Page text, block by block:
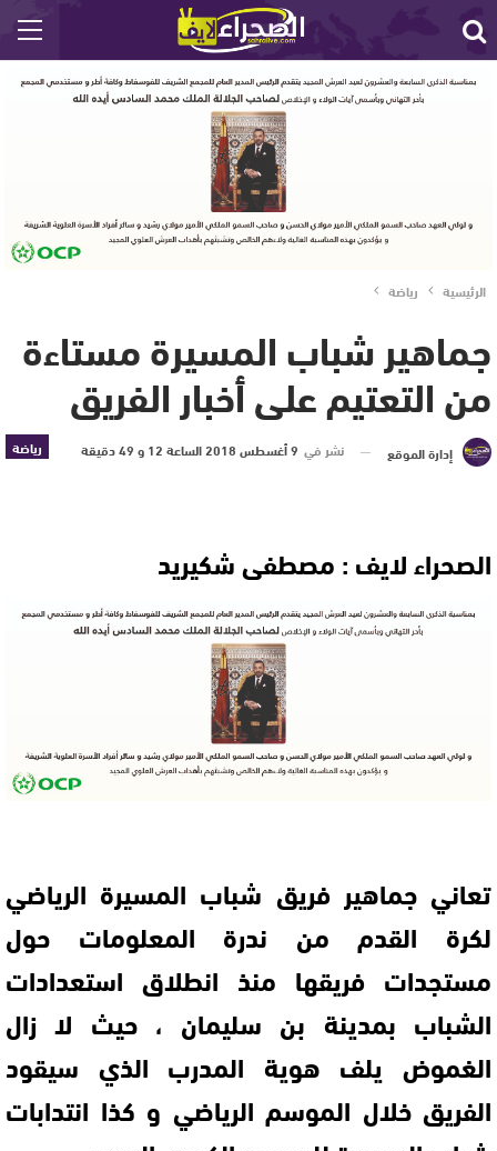
الرئيسية رياضة
جماهير شباب المسيرة مستاءة
من التعتيم على أخبار الفريق
رياضة إدارة الموقع نشر في 9 أغسطس 2018 الساعة 12 و 49 دقيقة
الصحراء لايف : مصطفى شكيريد
تعاني جماهير فريق شباب المسيرة الرياضي
لكرة القدم من ندرة المعلومات حول
مستجدات فريقها منذ انطلاق استعدادات
الشباب بمدينة بن سليمان ، حيث لا زال
الغموض يلف هوية المدرب الذي سيقود
الفريق خلال الموسم الرياضي و كذا انتدابات